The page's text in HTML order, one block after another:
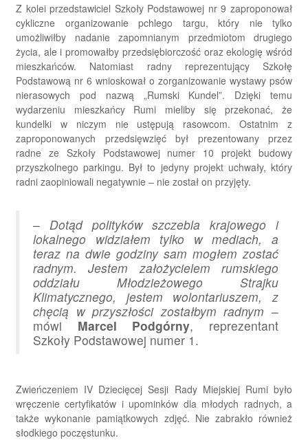
Z kolei przedstawiciel Szkoły Podstawowej nr 9 zaproponował
cykliczne organizowanie pchlego targu, który nie tylko
umożliwiłby nadanie zapomnianym przedmiotom drugiego
życia, ale i promowałby przedsiębiorczość oraz ekologię wśród
mieszkańców. Natomiast radny reprezentujący Szkołę
Podstawową nr 6 wnioskował o zorganizowanie wystawy psów
nierasowych pod nazwą „Rumski Kundel”. Dzięki temu
wydarzeniu mieszkańcy Rumi mieliby się przekonać, że
kundelki w niczym nie ustępują rasowcom. Ostatnim z
zaproponowanych przedsięwzięć był prezentowany przez
radne ze Szkoły Podstawowej numer 10 projekt budowy
przyszkolnego parkingu. Był to jedyny projekt uchwały, który
radni zaopiniowali negatywnie – nie został on przyjęty.
– Dotąd polityków szczebla krajowego i
lokalnego widziałem tylko w mediach, a
teraz na dwie godziny sam mogłem zostać
radnym. Jestem założycielem rumskiego
oddziału Młodzieżowego Strajku
Klimatycznego, jestem wolontariuszem, z
chęcią w przyszłości zostałbym radnym –
mówi Marcel Podgórny, reprezentant
Szkoły Podstawowej numer 1.
Zwieńczeniem IV Dziecięcej Sesji Rady Miejskiej Rumi było
wręczenie certyfikatów i upominków dla młodych radnych, a
także wykonanie pamiątkowych zdjęć. Nie zabrakło również
słodkiego poczęstunku.